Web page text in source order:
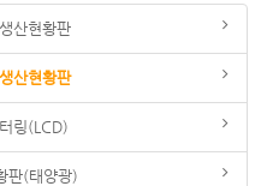
산현황판
산현황판
링(LCD)
판(태양광)